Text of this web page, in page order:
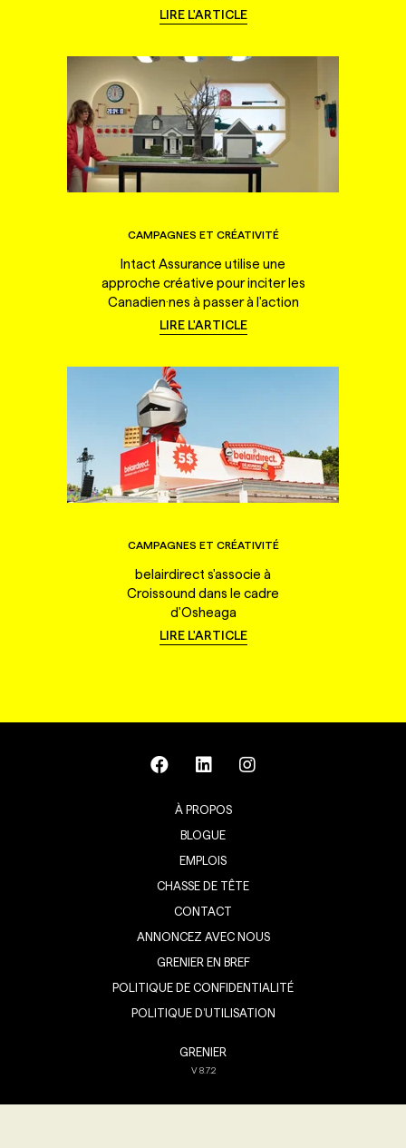
LIRE L'ARTICLE
CAMPAGNES ET CRÉATIVITÉ
Intact Assurance utilise une
approche créative pour inciter les
Canadien·nes à passer à l'action
LIRE L'ARTICLE
CAMPAGNES ET CRÉATIVITÉ
belairdirect s'associe à
Croissound dans le cadre
d'Osheaga
LIRE L'ARTICLE
À PROPOS
BLOGUE
EMPLOIS
CHASSE DE TÊTE
CONTACT
ANNONCEZ AVEC NOUS
GRENIER EN BREF
POLITIQUE DE CONFIDENTIALITÉ
POLITIQUE D’UTILISATION
GRENIER
V8.7.2